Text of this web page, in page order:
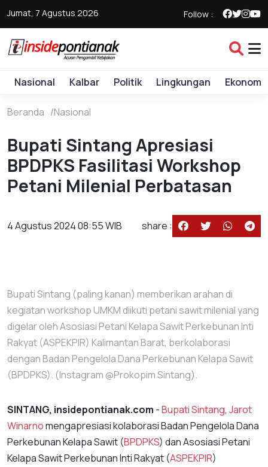
Jumat, 7 Agustus 2026 Follow :
Nasional Kalbar Politik Lingkungan Ekonomi
Beranda Nasional
Bupati Sintang Apresiasi
BPDPKS Fasilitasi Workshop
Petani Milenial Perbatasan
4 Agustus 2024 08:55 WIB share :
Bupati Sintang (paling kanan) memberikan arahan di
kegiatan workshop UMKM diikuti petani sawit milenial yang
digelar oleh Asosiasi Petani Kelapa Sawit Perkebunan Inti
Rakyat (ASPEKPIR) Kalimantan Barat, berkolaborasi
dengan Badan Pengelola Dana Perkebunan Kelapa Sawit
(BPDPKS). (Instagram @Prokopim Sintang).
SINTANG, insidepontianak.com -Bupati Sintang, Jarot
Winarnomengapresiasi kolaborasi Badan Pengelola Dana
Perkebunan Kelapa Sawit (BPDPKS) dan Asosiasi Petani
Kelapa Sawit Perkebunan Inti Rakyat (ASPEKPIR)